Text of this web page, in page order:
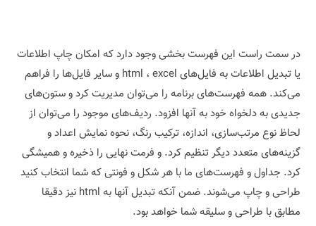
در سمت راست این فهرست بخشی وجود دارد که امکان چاپ اطلاعات
یا تبدیل اطلاعات به فایل‌های html ، excel و سایر فایل‌ها را فراهم
می‌کند. همه فهرست‌های برنامه را می‌توان مدیریت کرد و ستون‌های
جدیدی به دلخواه خود به آنها افزود. ردیف‌های موجود را می‌توان از
لحاظ نوع مرتب‌سازی، اندازه، ترکیب رنگ، نحوه نمایش اعداد و
گزینه‌های متعدد دیگر تنظیم کرد. و فرمت نهایی را ذخیره و همیشگی
کرد. جداول و فهرست‌های ما با هر شکل و فونتی که شما انتخاب کنید
طراحی و چاپ می‌شوند. ضمن آنکه تبدیل آنها به html نیز دقیقا
مطابق با طراحی و سلیقه شما خواهد بود.